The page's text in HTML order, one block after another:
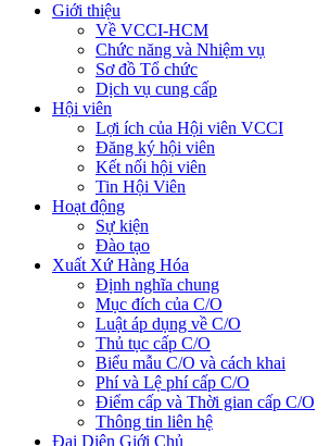
Giới thiệu
Về VCCI-HCM
Chức năng và Nhiệm vụ
Sơ đồ Tổ chức
Dịch vụ cung cấp
Hội viên
Lợi ích của Hội viên VCCI
Đăng ký hội viên
Kết nối hội viên
Tin Hội Viên
Hoạt động
Sự kiện
Đào tạo
Xuất Xứ Hàng Hóa
Định nghĩa chung
Mục đích của C/O
Luật áp dụng về C/O
Thủ tục cấp C/O
Biểu mẫu C/O và cách khai
Phí và Lệ phí cấp C/O
Điểm cấp và Thời gian cấp C/O
Thông tin liên hệ
Đại Diện Giới Chủ